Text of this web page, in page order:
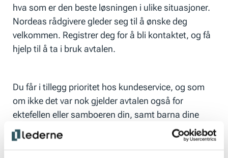
hva som er den beste løsningen i ulike situasjoner.
Nordeas rådgivere gleder seg til å ønske deg
velkommen. Registrer deg for å bli kontaktet, og få
hjelp til å ta i bruk avtalen.
Du får i tillegg prioritet hos kundeservice, og som
om ikke det var nok gjelder avtalen også for
ektefellen eller samboeren din, samt barna dine
inntil de er 34 år.